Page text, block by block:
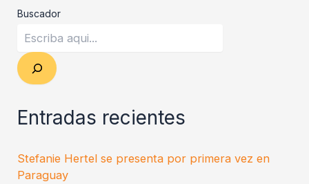
Buscador
Entradas recientes
Stefanie Hertel se presenta por primera vez en
Paraguay